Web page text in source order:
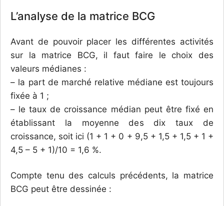
L’analyse de la matrice BCG
Avant de pouvoir placer les différentes activités
sur la matrice BCG, il faut faire le choix des
valeurs médianes :
– la part de marché relative médiane est toujours
fixée à 1 ;
– le taux de croissance médian peut être fixé en
établissant la moyenne des dix taux de
croissance, soit ici (1 + 1 + 0 + 9,5 + 1,5 + 1,5 + 1 +
4,5 – 5 + 1)/10 = 1,6 %.
Compte tenu des calculs précédents, la matrice
BCG peut être dessinée :